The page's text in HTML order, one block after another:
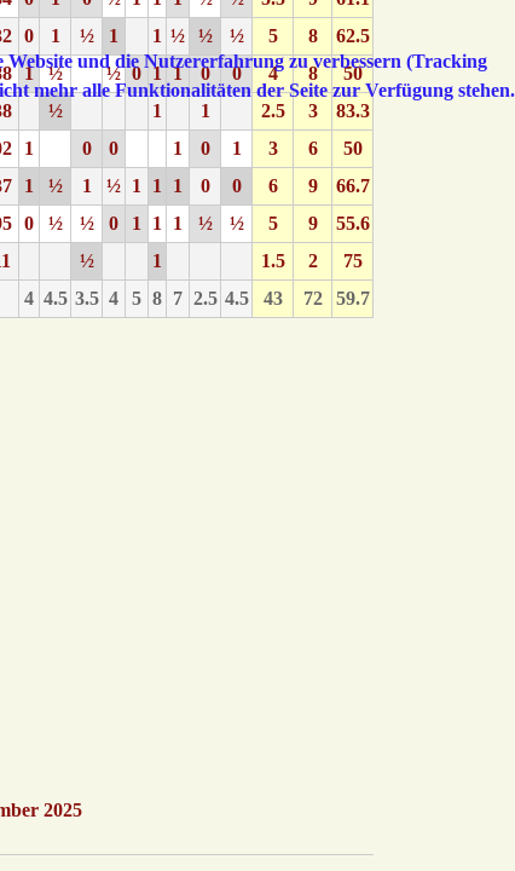
0 1 ½ 1 1 ½ ½ ½ 5 8
62.5
1 ½ ½ 0 1 1 0 0 4 8
50
½ 1 1 2.5 3
83.3
1 0 0 1 0 1 3 6
50
1 ½ 1 ½ 1 1 1 0 0 6 9
66.7
0 ½ ½ 0 1 1 1 ½ ½ 5 9
55.6
½ 1 1.5 2
75
4 4.5 3.5 4 5 8 7 2.5 4.5 43 72 59.7
2025
Website und die Nutzererfahrung zu verbessern (Tracking
mehr alle Funktionalitäten der Seite zur Verfügung stehen.